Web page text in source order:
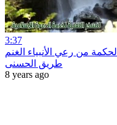
3:37
الحكمة من رعي الأنبياء الغنم
طريق الحسنى
8 years ago